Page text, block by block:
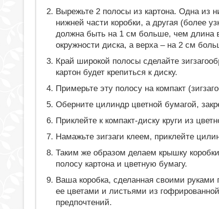
Вырежьте 2 полосы из картона. Одна из
нижней части коробки, а другая (более
должна быть на 1 см больше, чем длина
окружности диска, а верха – на 2 см
Край широкой полосы сделайте
картон будет крепиться к диску.
Примерьте эту полосу на компакт
Оберните цилиндр цветной бумагой,
Приклейте к компакт-диску круги из
Намажьте зигзаги клеем, приклейте
Таким же образом делаем крышку
полосу картона и цветную бумагу.
Ваша коробка, сделанная своими руками
ее цветами и листьями из
предпочтений.